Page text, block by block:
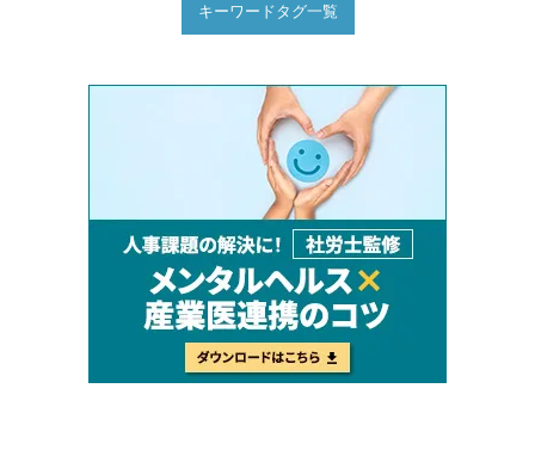
キーワードタグ一覧